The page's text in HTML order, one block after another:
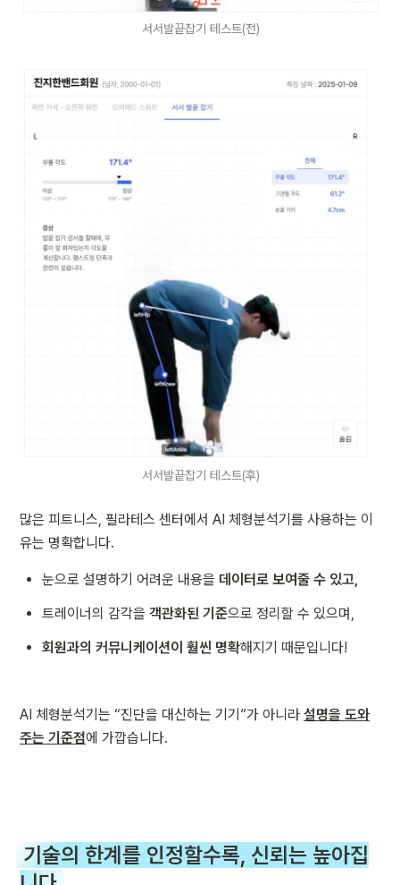
서서발끝잡기 테스트(전)
서서발끝잡기 테스트(후)
많은 피트니스, 필라테스 센터에서 AI 체형분석기를 사용하는 이
유는 명확합니다.
눈으로 설명하기 어려운 내용을 데이터로 보여줄 수 있고,
트레이너의 감각을 객관화된 기준으로 정리할 수 있으며,
회원과의 커뮤니케이션이 훨씬 명확해지기 때문입니다!
AI 체형분석기는 “진단을 대신하는 기기”가 아니라 설명을 도와
주는 기준점에 가깝습니다.
기술의 한계를 인정할수록, 신뢰는 높아집